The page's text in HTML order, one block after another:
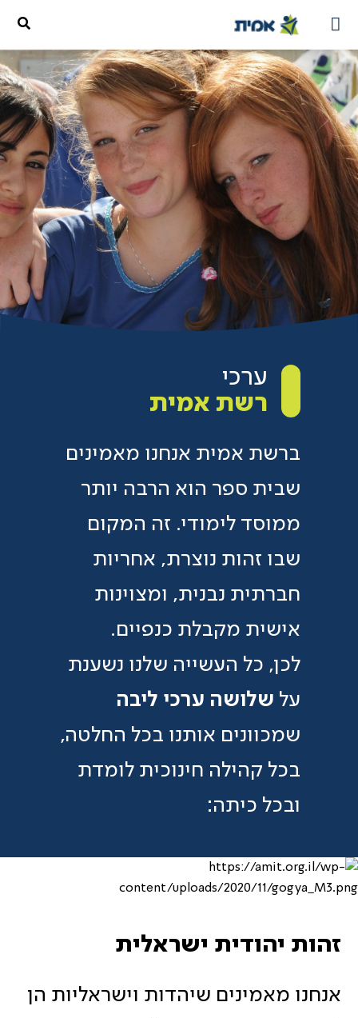
ערכי
רשת אמית
ברשת אמית אנחנו מאמינים
שבית ספר הוא הרבה יותר
ממוסד לימודי. זה המקום
שבו זהות נוצרת, אחריות
חברתית נבנית, ומצוינות
אישית מקבלת כנפיים.
לכן, כל העשייה שלנו נשענת
על שלושה ערכי ליבה
שמכוונים אותנו בכל החלטה,
בכל קהילה חינוכית לומדת
ובכל כיתה:
זהות יהודית ישראלית
אנחנו מאמינים שיהדות וישראליות הן